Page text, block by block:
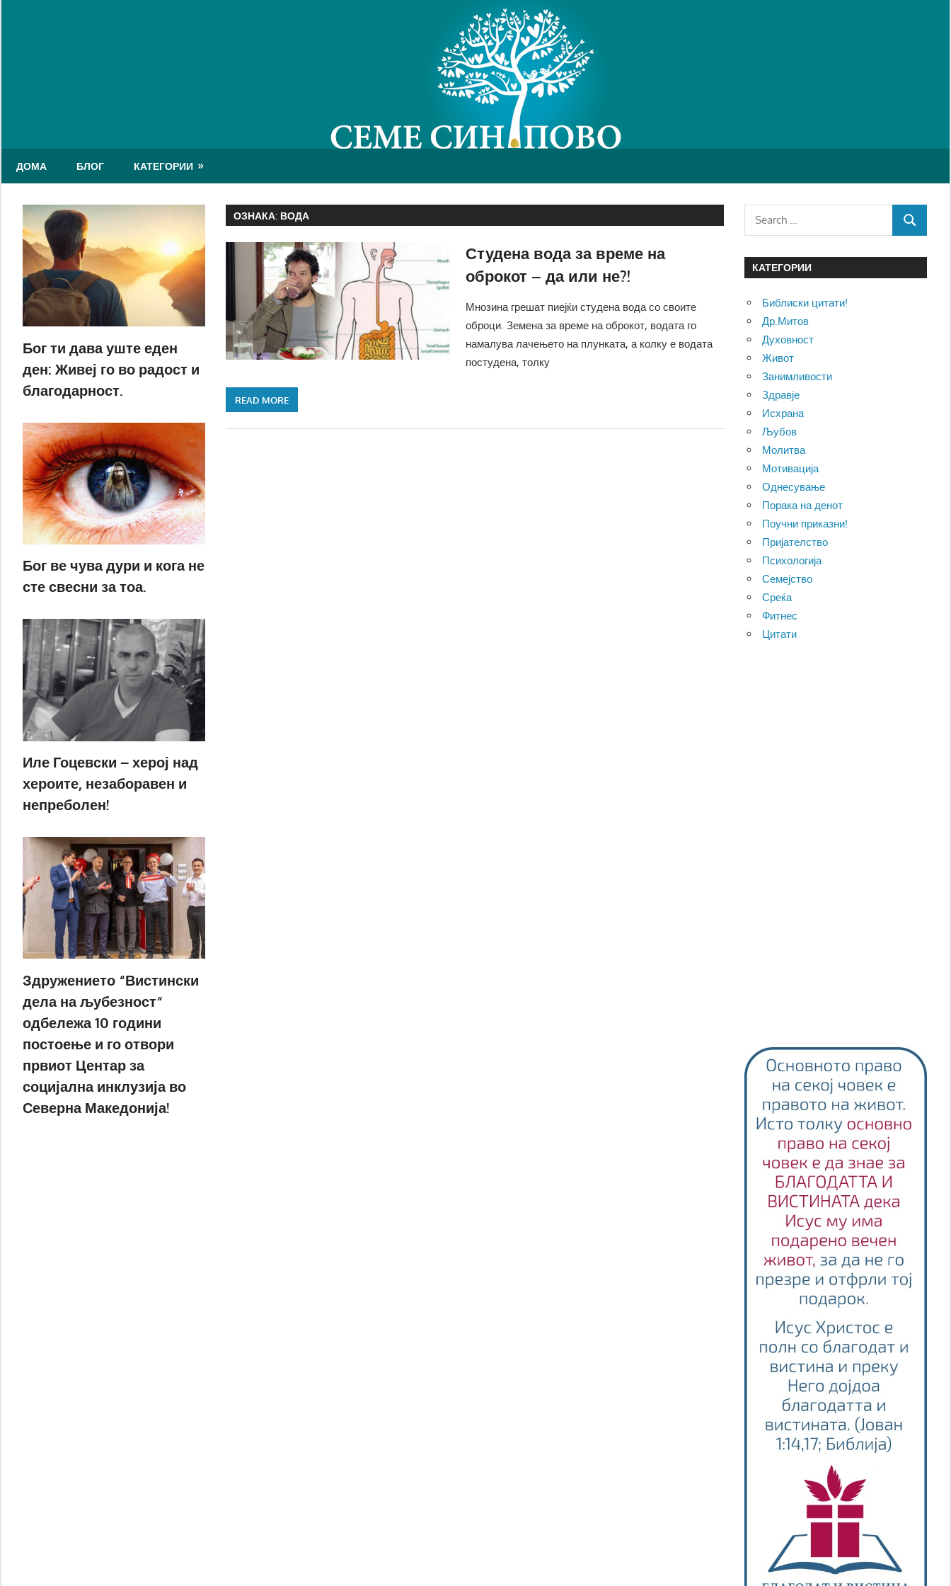
ДОМА БЛОГ КАТЕГОРИИ
ОЗНАКА: ВОДА
Студена вода за време на
оброкот – да или не?!
Мнозина грешат пиејќи студена вода со своите
оброци. Земена за време на оброкот, водата го
намалува лачењето на плунката, а колку е водата
постудена, толку
READ MORE
Бог ти дава уште еден
ден: Живеј го во радост и
благодарност.
Бог ве чува дури и кога не
сте свесни за тоа.
Иле Гоцевски – херој над
хероите, незаборавен и
непреболен!
Здружението “Вистински
дела на љубезност“
одбележа 10 години
постоење и го отвори
првиот Центар за
социјална инклузија во
Северна Македонија!
Search
SEARCH
КАТЕГОРИИ
Библиски цитати!
Др.Митов
Духовност
Живот
Занимливости
Здравје
Исхрана
Љубов
Молитва
Мотивација
Однесување
Порака на денот
Поучни приказни!
Пријателство
Психологија
Семејство
Среќа
Фитнес
Цитати